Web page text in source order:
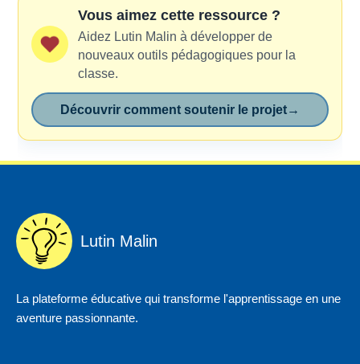
Vous aimez cette ressource ?
Aidez Lutin Malin à développer de
nouveaux outils pédagogiques pour la
classe.
Découvrir comment soutenir le projet→
Lutin Malin
La plateforme éducative qui transforme l'apprentissage en une
aventure passionnante.